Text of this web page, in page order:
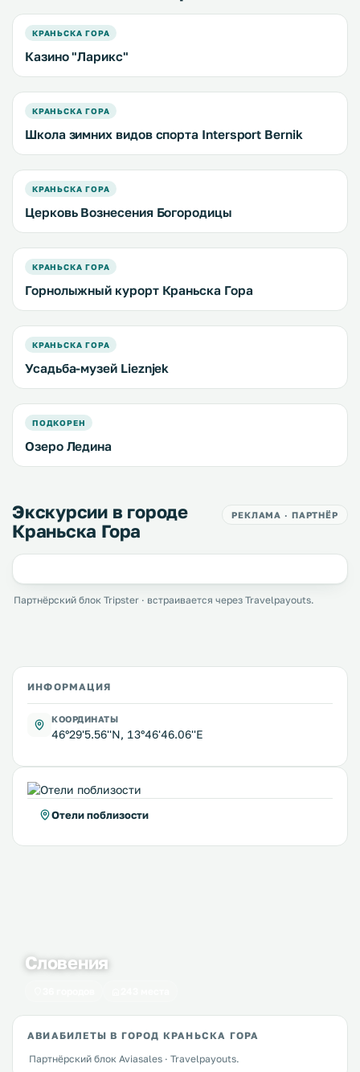
КРАНЬСКА ГОРА
Казино "Ларикс"
КРАНЬСКА ГОРА
Школа зимних видов спорта Intersport Bernik
КРАНЬСКА ГОРА
Церковь Вознесения Богородицы
КРАНЬСКА ГОРА
Горнолыжный курорт Краньска Гора
КРАНЬСКА ГОРА
Усадьба-музей Lieznjek
ПОДКОРЕН
Озеро Ледина
Экскурсии в городе
Краньска Гора
РЕКЛАМА · ПАРТНЁР
Партнёрский блок Tripster · встраивается через Travelpayouts.
ИНФОРМАЦИЯ
КООРДИНАТЫ
46°29'5.56''N, 13°46'46.06''E
Отели поблизости
Словения
АВИАБИЛЕТЫ В ГОРОД КРАНЬСКА ГОРА
Партнёрский блок Aviasales · Travelpayouts.